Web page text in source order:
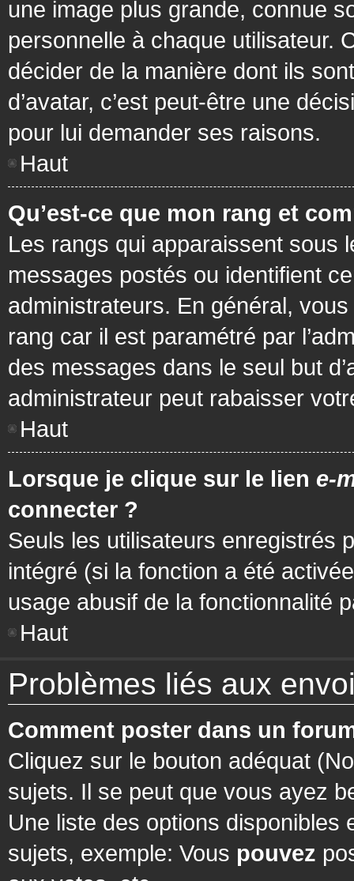
une image plus grande, connue
personnelle à chaque utilisateur.
décider de la manière dont ils
d’avatar, c’est peut-être une
pour lui demander ses raisons.
Haut
Qu’est-ce que mon rang et
Les rangs qui apparaissent sous
messages postés ou identifient
administrateurs. En général,
rang car il est paramétré par
des messages dans le seul but
administrateur peut rabaisser
Haut
Lorsque je clique sur le lien e-
connecter ?
Seuls les utilisateurs enregistrés
intégré (si la fonction a été
usage abusif de la fonctionnalité
Haut
Problèmes liés aux
Comment poster dans un
Cliquez sur le bouton adéquat
sujets. Il se peut que vous ayez
Une liste des options
sujets, exemple: Vous pouvez